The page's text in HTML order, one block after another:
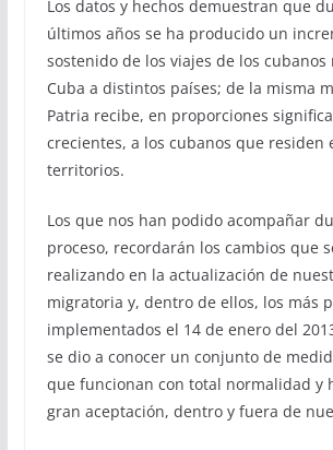
Los datos y hechos demuestran que
últimos años se ha producido un
sostenido de los viajes de los cubanos
Cuba a distintos países; de la misma
Patria recibe, en proporciones
crecientes, a los cubanos que residen
territorios.
Los que nos han podido acompañar
proceso, recordarán los cambios que
realizando en la actualización de
migratoria y, dentro de ellos, los más
implementados el 14 de enero del
se dio a conocer un conjunto de
que funcionan con total normalidad y
gran aceptación, dentro y fuera de